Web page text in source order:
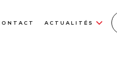
ACTUALITÉS